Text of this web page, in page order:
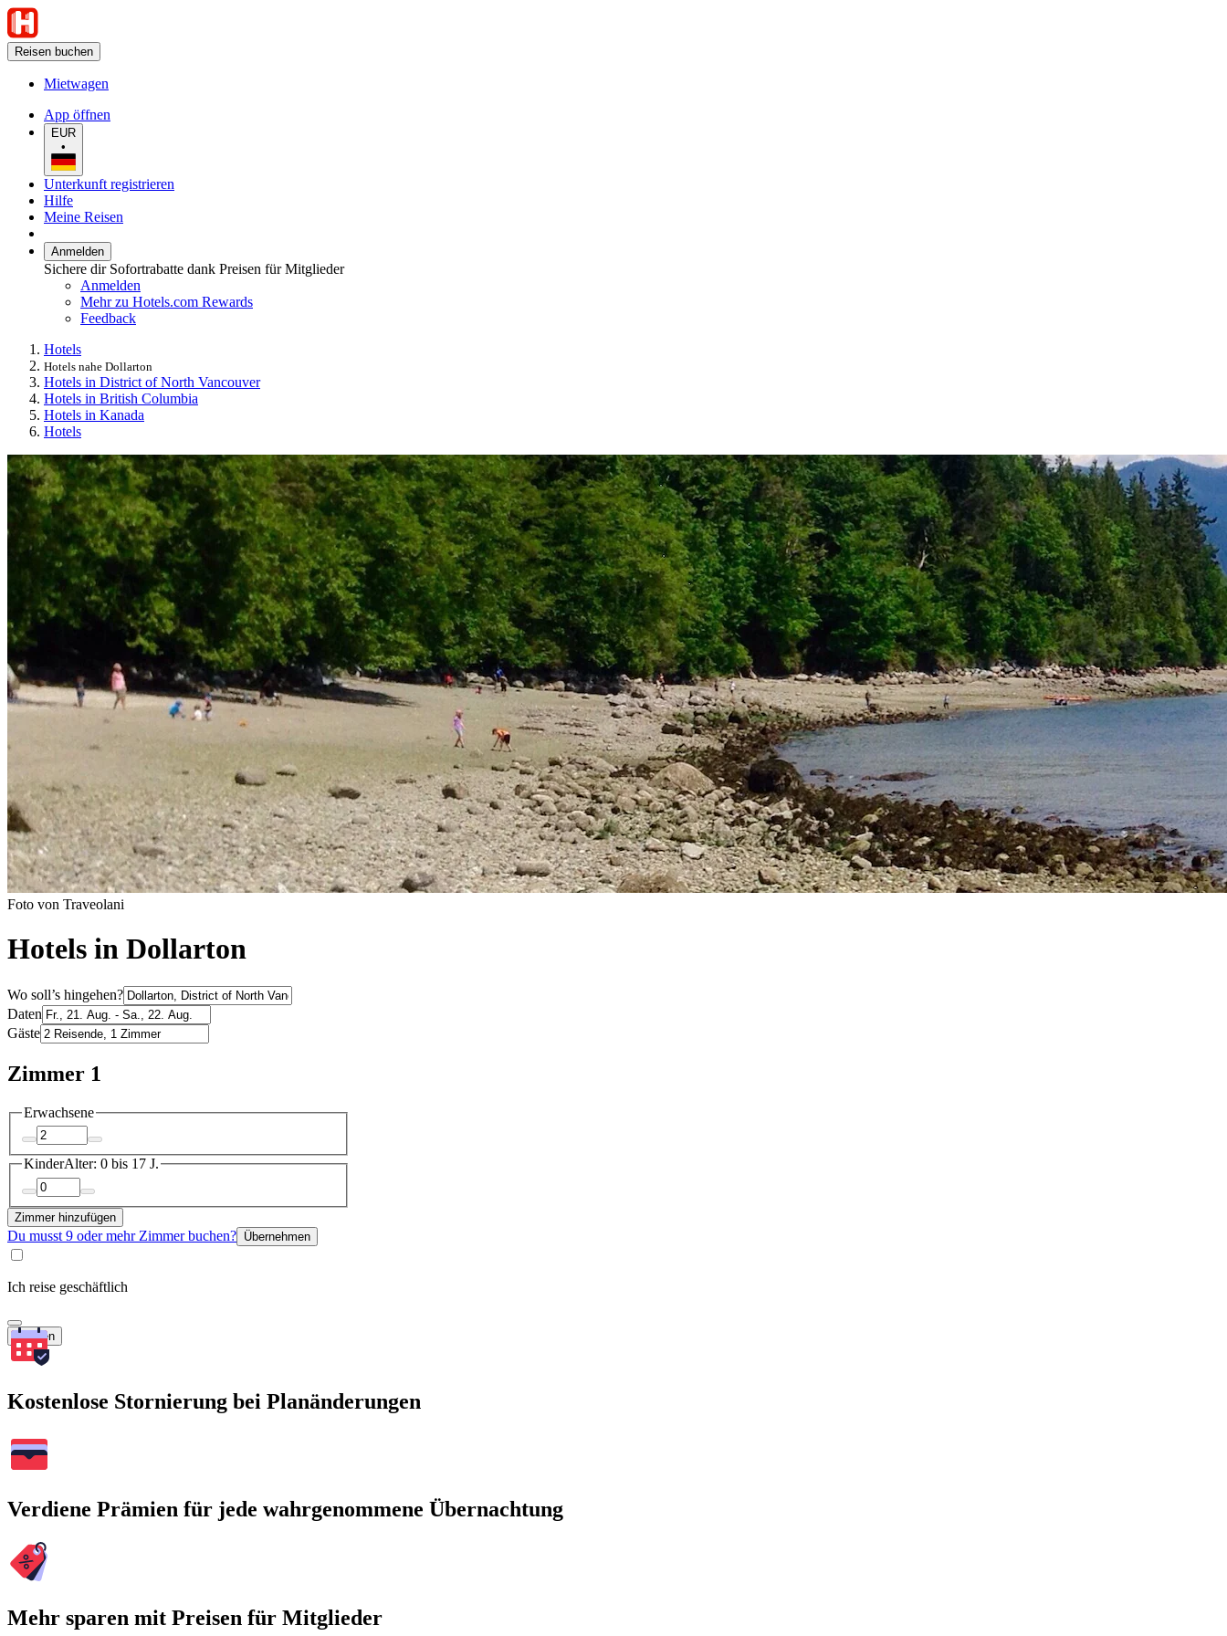
Reisen buchen
Mietwagen
App öffnen
EUR
•
Unterkunft registrieren
Hilfe
Meine Reisen
Anmelden
Sichere dir Sofortrabatte dank Preisen für Mitglieder
Anmelden
Mehr zu Hotels.com Rewards
Feedback
Hotels
Hotels nahe Dollarton
Hotels in District of North Vancouver
Hotels in British Columbia
Hotels in Kanada
Hotels
Foto von Traveolani
Hotels in Dollarton
Wo soll’s hingehen?
Daten
Gäste
Zimmer 1
Erwachsene
KinderAlter: 0 bis 17 J.
Zimmer hinzufügen
Du musst 9 oder mehr Zimmer buchen? Übernehmen
Ich reise geschäftlich
Suchen
Kostenlose Stornierung bei Planänderungen
Verdiene Prämien für jede wahrgenommene Übernachtung
Mehr sparen mit Preisen für Mitglieder